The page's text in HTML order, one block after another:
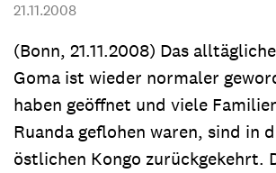
21.11.2008
(Bonn, 21.11.2008) Das
Goma ist wieder normaler
haben geöffnet und viele
Ruanda geflohen waren, sind in
östlichen Kongo zurückgekehrt.